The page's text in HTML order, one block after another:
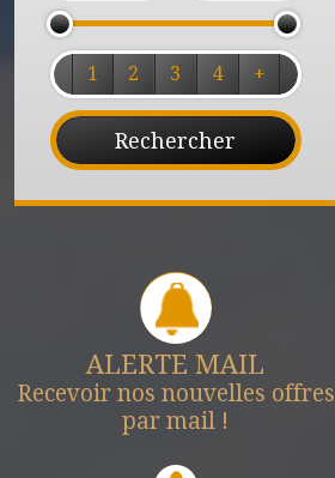
1 2 3 4 +
ALERTE MAIL
Recevoir nos nouvelles offres
par mail !